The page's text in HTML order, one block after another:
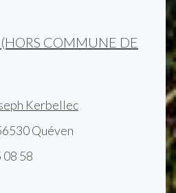
(HORS COMMUNE DE
Kerbellec
Quéven
08 58